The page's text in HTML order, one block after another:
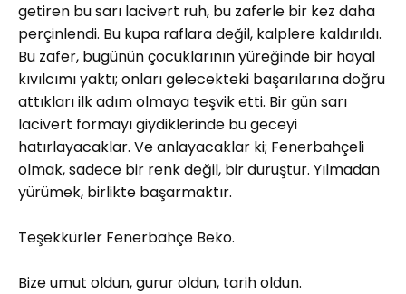
getiren bu sarı lacivert ruh, bu zaferle bir kez daha
perçinlendi. Bu kupa raflara değil, kalplere kaldırıldı.
Bu zafer, bugünün çocuklarının yüreğinde bir hayal
kıvılcımı yaktı; onları gelecekteki başarılarına doğru
attıkları ilk adım olmaya teşvik etti. Bir gün sarı
lacivert formayı giydiklerinde bu geceyi
hatırlayacaklar. Ve anlayacaklar ki; Fenerbahçeli
olmak, sadece bir renk değil, bir duruştur. Yılmadan
yürümek, birlikte başarmaktır.
Teşekkürler Fenerbahçe Beko.
Bize umut oldun, gurur oldun, tarih oldun.